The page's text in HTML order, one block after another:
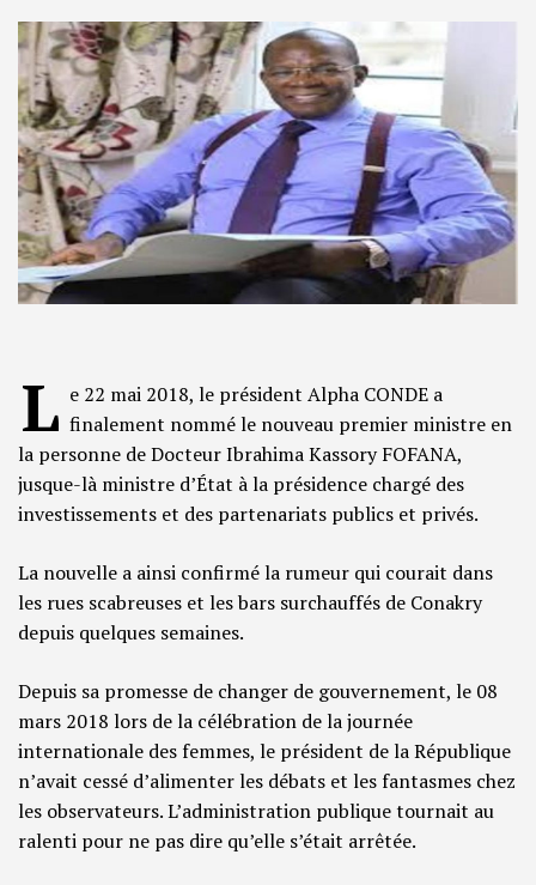
L e 22 mai 2018, le président Alpha CONDE a
finalement nommé le nouveau premier ministre en
la personne de Docteur Ibrahima Kassory FOFANA,
jusque-là ministre d’État à la présidence chargé des
investissements et des partenariats publics et privés.
La nouvelle a ainsi confirmé la rumeur qui courait dans
les rues scabreuses et les bars surchauffés de Conakry
depuis quelques semaines.
Depuis sa promesse de changer de gouvernement, le 08
mars 2018 lors de la célébration de la journée
internationale des femmes, le président de la République
n’avait cessé d’alimenter les débats et les fantasmes chez
les observateurs. L’administration publique tournait au
ralenti pour ne pas dire qu’elle s’était arrêtée.